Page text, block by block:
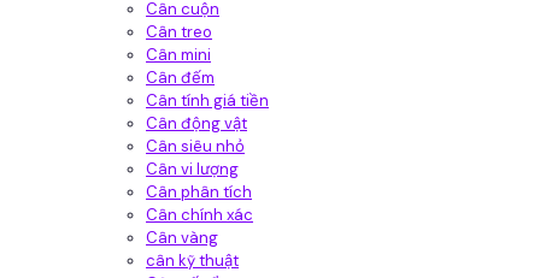
Cân cuộn
Cân treo
Cân mini
Cân đếm
Cân tính giá tiền
Cân động vật
Cân siêu nhỏ
Cân vi lượng
Cân phân tích
Cân chính xác
Cân vàng
cân kỹ thuật